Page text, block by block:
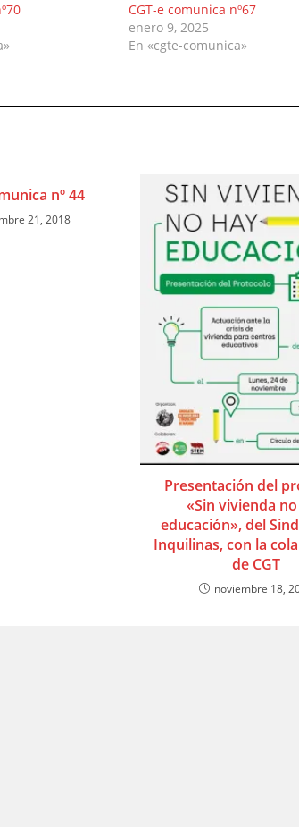
CGT-e comunica nº67
enero 9, 2025
En «cgte-comunica»
nº 44
21, 2018
Presentación del
«Sin vivienda
educación», del
Inquilinas, con la
de CGT
noviembre 18,